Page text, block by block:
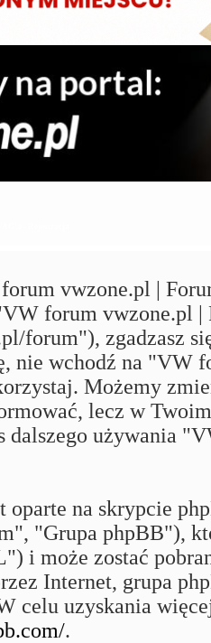
vwzone.pl |
forum vwzone.pl
forum"), zgadzasz
nie wchodź na
Możemy
lecz w
dalszego używania
oparte na skrypcie
"Grupa phpBB"),
i może zostać
Internet, grupa
celu uzyskania
.